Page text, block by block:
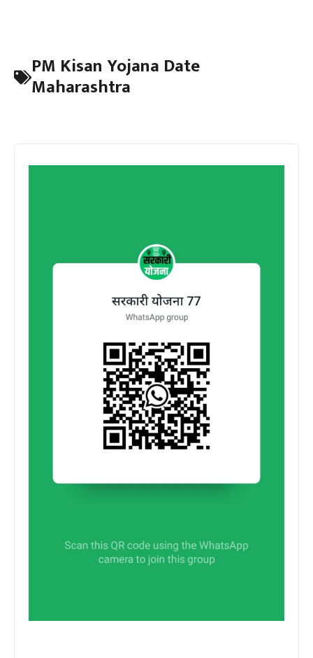
PM Kisan Yojana Date
Maharashtra